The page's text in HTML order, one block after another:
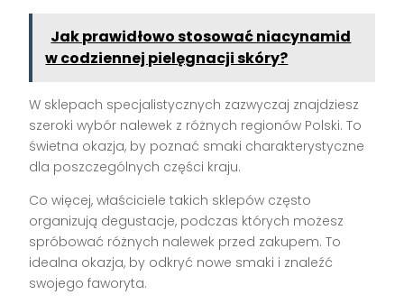
Jak prawidłowo stosować niacynamid
w codziennej pielęgnacji skóry?
W sklepach specjalistycznych zazwyczaj znajdziesz
szeroki wybór nalewek z różnych regionów Polski. To
świetna okazja, by poznać smaki charakterystyczne
dla poszczególnych części kraju.
Co więcej, właściciele takich sklepów często
organizują degustacje, podczas których możesz
spróbować różnych nalewek przed zakupem. To
idealna okazja, by odkryć nowe smaki i znaleźć
swojego faworyta.